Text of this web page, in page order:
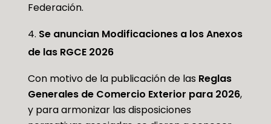
Federación.
Se anuncian Modificaciones a los Anexos
de las RGCE 2026
Con motivo de la publicación de las Reglas
Generales de Comercio Exterior para 2026,
y para armonizar las disposiciones